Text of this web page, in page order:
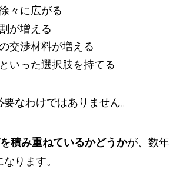
々に広がる
が増える
交渉材料が増える
いった選択肢を持てる
なわけではありません。
積み重ねているかどうかが、数年
ります。